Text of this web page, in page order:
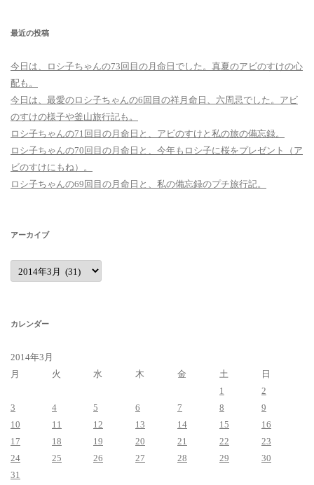
最近の投稿
今日は、ロシ子ちゃんの73回目の月命日でした。真夏のアビのすけの心
配も。
今日は、最愛のロシ子ちゃんの6回目の祥月命日、六周忌でした。アビ
のすけの様子や釜山旅行記も。
ロシ子ちゃんの71回目の月命日と、アビのすけと私の旅の備忘録。
ロシ子ちゃんの70回目の月命日と、今年もロシ子に桜をプレゼント（ア
ビのすけにもね）。
ロシ子ちゃんの69回目の月命日と、私の備忘録のプチ旅行記。
アーカイブ
ア
ー
カ
カレンダー
2014年3月
月
火 水 木 金 土
日
1
2
3
4 5 6 7 8
9
10
11 12 13 14 15
16
17
18 19 20 21 22
23
24
25 26 27 28 29
30
31